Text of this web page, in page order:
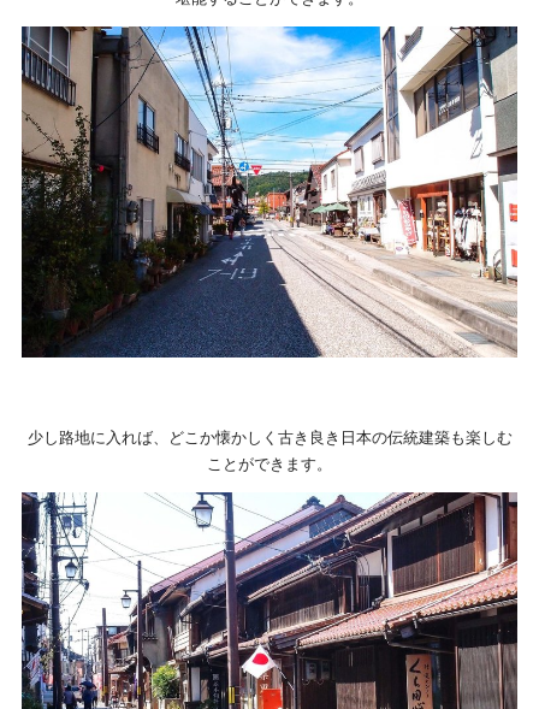
少し路地に入れば、どこか懐かしく古き良き日本の伝統建築も楽しむ
ことができます。